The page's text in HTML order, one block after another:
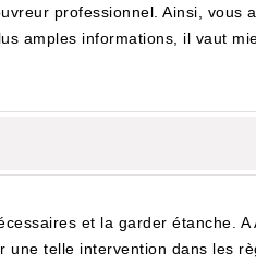
professionnel. Ainsi, vous
amples informations, il vaut
et la garder étanche. A
une telle intervention dans les